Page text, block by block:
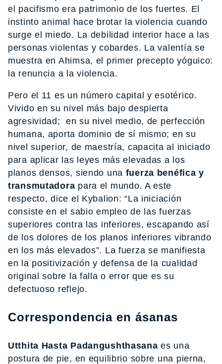
el pacifismo era patrimonio de los fuertes. El
instinto animal hace brotar la violencia cuando
surge el miedo. La debilidad interior hace a las
personas violentas y cobardes. La valentía se
muestra en Ahimsa, el primer precepto yóguico:
la renuncia a la violencia.
Pero el 11 es un número capital y esotérico.
Vivido en su nivel más bajo despierta
agresividad; en su nivel medio, de perfección
humana, aporta dominio de sí mismo; en su
nivel superior, de maestría, capacita al iniciado
para aplicar las leyes más elevadas a los
planos densos, siendo una fuerza benéfica y
transmutadora para el mundo. A este
respecto, dice el Kybalion: “La iniciación
consiste en el sabio empleo de las fuerzas
superiores contra las inferiores, escapando así
de los dolores de los planos inferiores vibrando
en los más elevados”. La fuerza se manifiesta
en la positivización y defensa de la cualidad
original sobre la falla o error que es su
defectuoso reflejo.
Correspondencia en ásanas
Utthita Hasta Padangushthasana es una
postura de pie, en equilibrio sobre una pierna,